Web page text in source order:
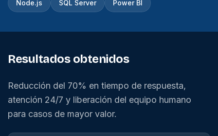
Node.js SQL Server Power BI
Resultados obtenidos
Reducción del 70% en tiempo de respuesta,
atención 24/7 y liberación del equipo humano
para casos de mayor valor.